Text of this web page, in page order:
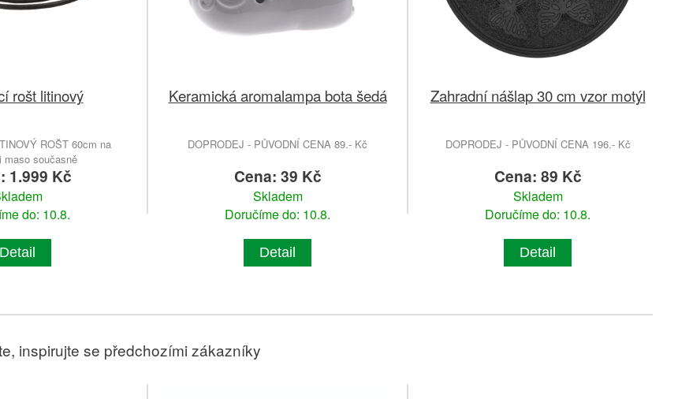
rošt litinový
ROŠT 60cm na
maso současně
1.999 Kč
do: 10.8.
Detail
Keramická aromalampa bota šedá
DOPRODEJ - PŮVODNÍ CENA 89.- Kč
Cena: 39 Kč
Skladem
Doručíme do: 10.8.
Detail
Zahradní nášlap 30 cm vzor motýl
DOPRODEJ - PŮVODNÍ CENA 196.- Kč
Cena: 89 Kč
Skladem
Doručíme do: 10.8.
Detail
inspirujte se předchozími zákazníky